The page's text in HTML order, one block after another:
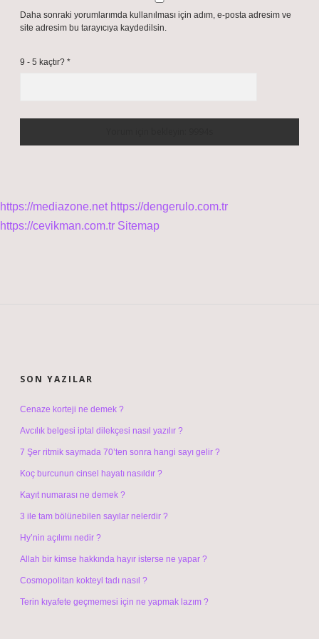
Daha sonraki yorumlarımda kullanılması için adım, e-posta adresim ve
site adresim bu tarayıcıya kaydedilsin.
9 - 5 kaçtır? *
https://mediazone.net https://dengerulo.com.tr
https://cevikman.com.tr Sitemap
SON YAZILAR
Cenaze korteji ne demek ?
Avcılık belgesi iptal dilekçesi nasıl yazılır ?
7 Şer ritmik saymada 70’ten sonra hangi sayı gelir ?
Koç burcunun cinsel hayatı nasıldır ?
Kayıt numarası ne demek ?
3 ile tam bölünebilen sayılar nelerdir ?
Hy’nin açılımı nedir ?
Allah bir kimse hakkında hayır isterse ne yapar ?
Cosmopolitan kokteyl tadı nasıl ?
Terin kıyafete geçmemesi için ne yapmak lazım ?